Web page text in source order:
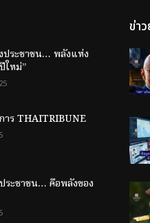
ประชาชน… พลังแห่ง
ใหม่”
ร THAITRIBUNE
ระชาชน… คือพลังของ
ข่า